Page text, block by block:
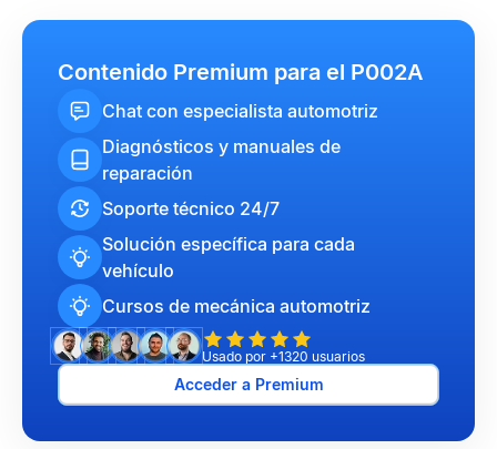
Contenido Premium para el P002A
Chat con especialista automotriz
Diagnósticos y manuales de
reparación
Soporte técnico 24/7
Solución específica para cada
vehículo
Cursos de mecánica automotriz
Usado por +1320 usuarios
Acceder a Premium